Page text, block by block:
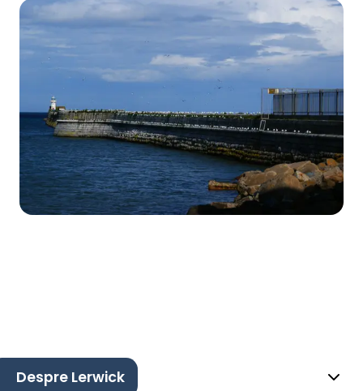
Despre Lerwick